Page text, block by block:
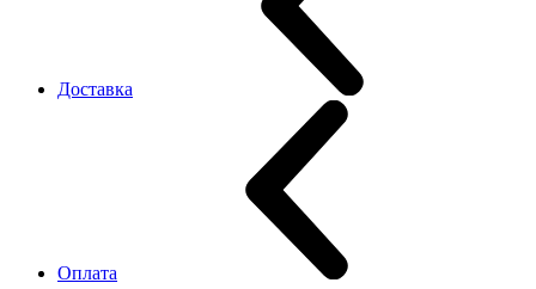
Доставка
Оплата